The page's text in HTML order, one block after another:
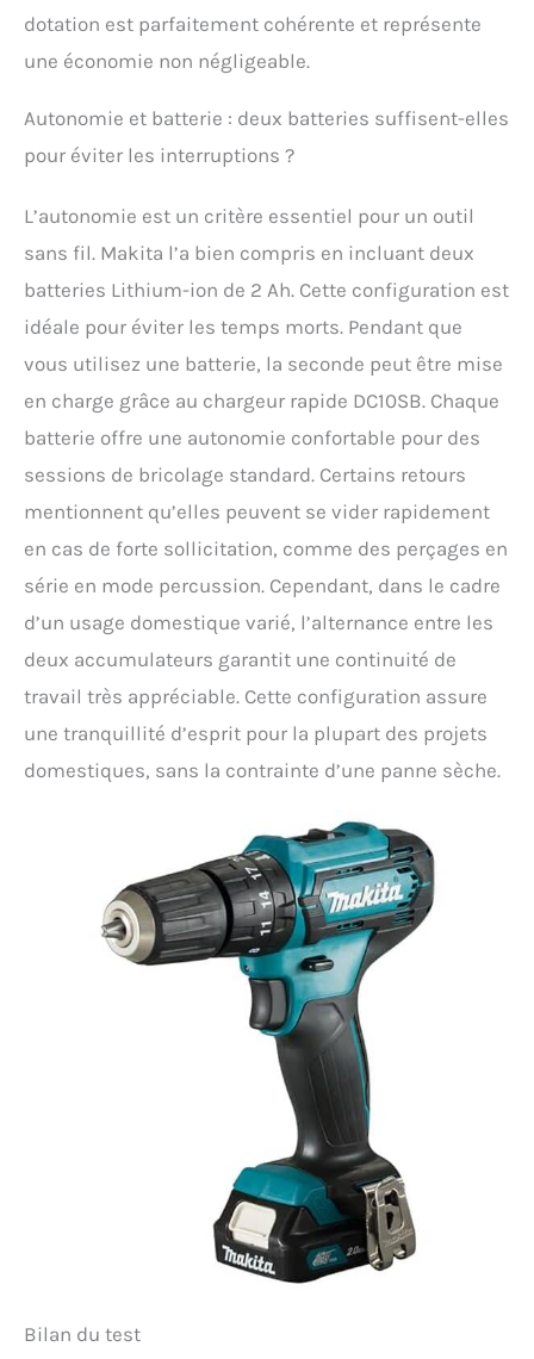
dotation est parfaitement cohérente et représente
une économie non négligeable.
Autonomie et batterie : deux batteries suffisent-elles
pour éviter les interruptions ?
L’autonomie est un critère essentiel pour un outil
sans fil. Makita l’a bien compris en incluant deux
batteries Lithium-ion de 2 Ah. Cette configuration est
idéale pour éviter les temps morts. Pendant que
vous utilisez une batterie, la seconde peut être mise
en charge grâce au chargeur rapide DC10SB. Chaque
batterie offre une autonomie confortable pour des
sessions de bricolage standard. Certains retours
mentionnent qu’elles peuvent se vider rapidement
en cas de forte sollicitation, comme des perçages en
série en mode percussion. Cependant, dans le cadre
d’un usage domestique varié, l’alternance entre les
deux accumulateurs garantit une continuité de
travail très appréciable. Cette configuration assure
une tranquillité d’esprit pour la plupart des projets
domestiques, sans la contrainte d’une panne sèche.
Bilan du test